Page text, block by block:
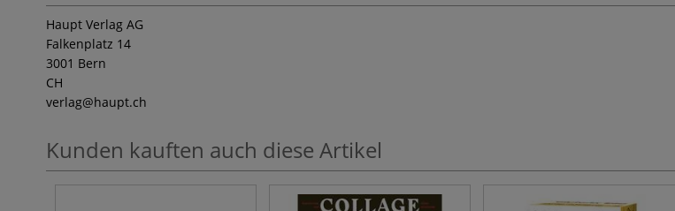
Haupt Verlag AG
Falkenplatz 14
3001 Bern
CH
verlag@haupt.ch
Kunden kauften auch diese Artikel